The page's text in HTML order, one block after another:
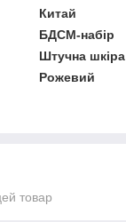
Китай
БДСМ-набір
Штучна шкіра
Рожевий
товар